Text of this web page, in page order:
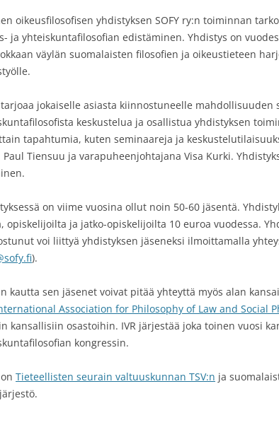
oikeusfilosofisen yhdistyksen SOFY ry:n toiminnan
ja yhteiskuntafilosofian edistäminen. Yhdistys on
väylän suomalaisten filosofien ja oikeustieteen
tarjoaa jokaiselle asiasta kiinnostuneelle mahdollisuuden
keskustelua ja osallistua yhdistyksen
tapahtumia, kuten seminaareja ja
Tiensuu ja varapuheenjohtajana Visa Kurki.
on viime vuosina ollut noin 50-60 jäsentä.
opiskelijoilta ja jatko-opiskelijoilta 10 euroa vuodessa.
voi liittyä yhdistyksen jäseneksi ilmoittamalla
).
kautta sen jäsenet voivat pitää yhteyttä myös alan
Association for Philosophy of Law and Social
kansallisiin osastoihin. IVR järjestää joka toinen vuosi
kongressin.
Tieteellisten seurain valtuuskunnan TSV:n ja